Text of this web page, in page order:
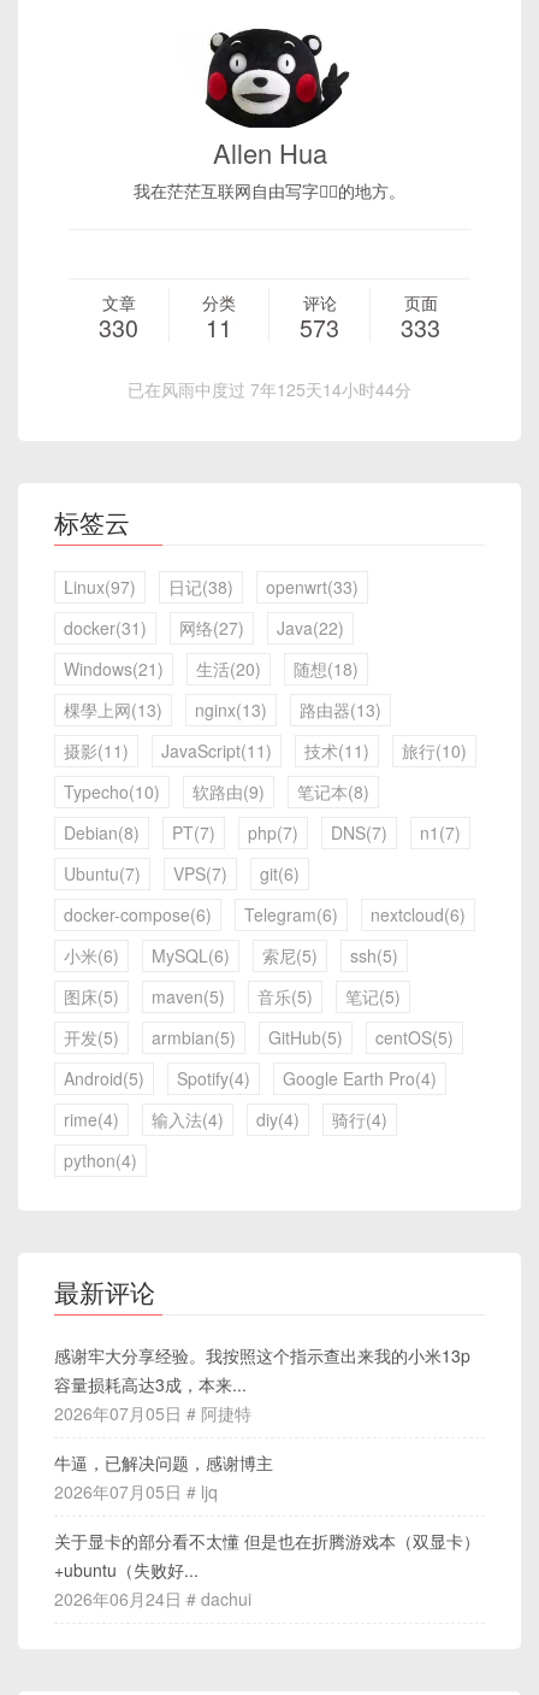
Allen Hua
我在茫茫互联网自由写字✍🏻的地方。
文章
330
分类
11
评论
573
页面
333
已在风雨中度过 7年125天14小时44分
标签云
Linux(97) 日记(38)
openwrt(33)
docker(31)
网络(27)
Java(22)
Windows(21)
生活(20)
随想(18)
棵學上网(13)
nginx(13)
路由器(13)
摄影(11)
JavaScript(11) 技术(11)
旅行(10)
Typecho(10)
软路由(9)
笔记本(8)
Debian(8)
PT(7) php(7) DNS(7)
n1(7)
Ubuntu(7)
VPS(7)
git(6)
docker-compose(6)
Telegram(6)
nextcloud(6)
小米(6)
MySQL(6) 索尼(5)
ssh(5)
图床(5)
maven(5) 音乐(5)
笔记(5)
开发(5)
armbian(5) GitHub(5)
centOS(5)
Android(5)
Spotify(4)
Google Earth Pro(4)
rime(4)
输入法(4) diy(4)
骑行(4)
python(4)
最新评论
感谢牢大分享经验。我按照这个指示查出来我的小米13p
容量损耗高达3成，本来...
2026年07月05日 # 阿捷特
牛逼，已解决问题，感谢博主
2026年07月05日 # ljq
关于显卡的部分看不太懂 但是也在折腾游戏本（双显卡）
+ubuntu（失败好...
2026年06月24日 # dachui